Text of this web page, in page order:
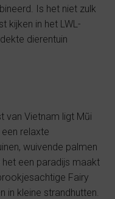
Is het niet zulk
kijken in het LWL-
dierentuin
van Vietnam ligt Mũi
relaxte
wuivende palmen
een paradijs maakt
Fairy
in kleine strandhutten.